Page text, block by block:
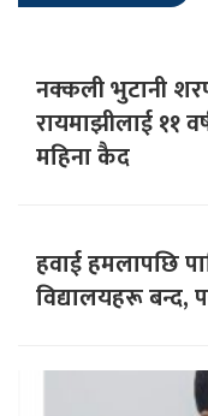
नक्कली भुटानी
रायमाझीलाई ११
महिना कैद
हवाई हमलापछि
विद्यालयहरू बन्द,